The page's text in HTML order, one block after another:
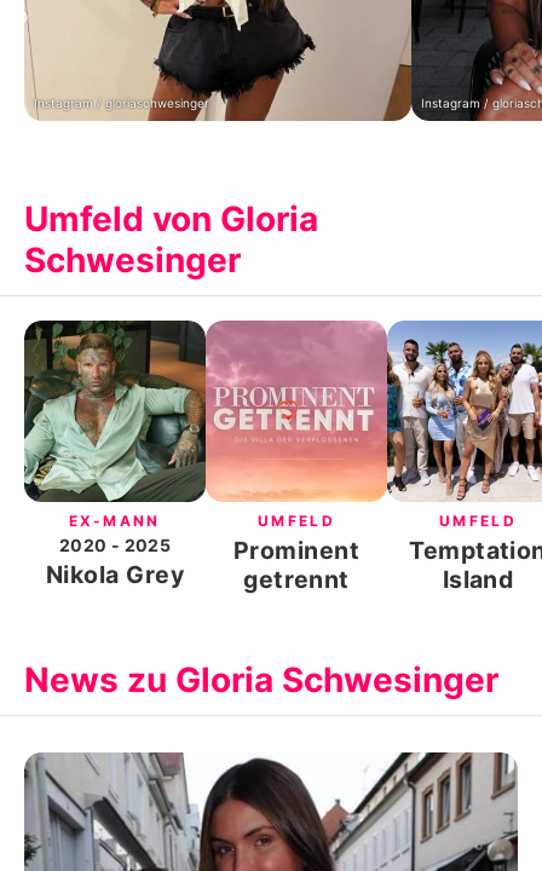
Instagram / gloriaschwesinger Instagram /
Umfeld von Gloria
Schwesinger
EX-MANN
2020 - 2025
Nikola Grey
UMFELD
Prominent
getrennt
UMFELD
Island
News zu Gloria Schwesinger